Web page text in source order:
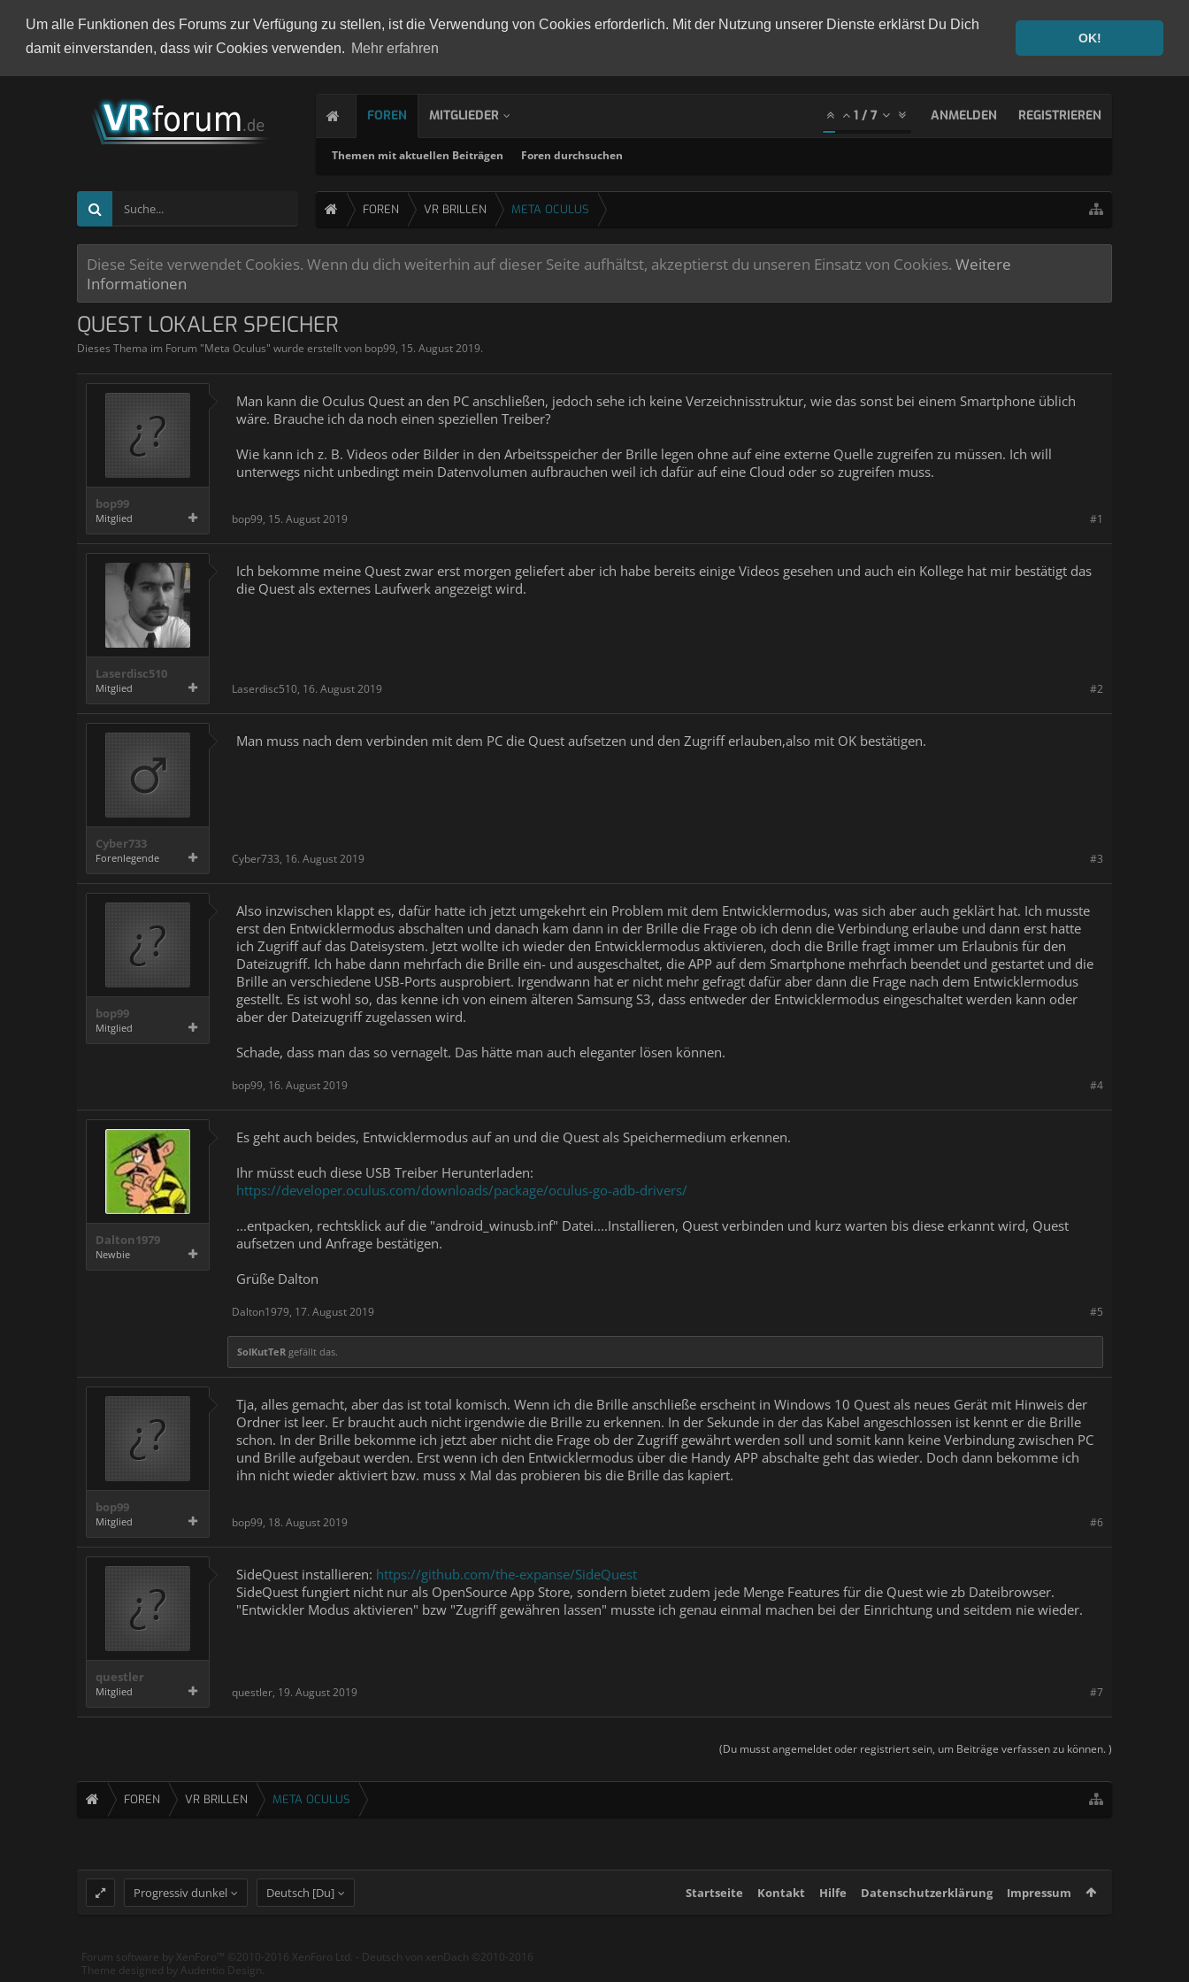
Um alle Funktionen des Forums zur Verfügung zu stellen, ist die Verwendung von Cookies erforderlich. Mit der Nutzung unserer Dienste erklärst Du Dich
damit einverstanden, dass wir Cookies verwenden. Mehr erfahren
OK!
FOREN
Themen mit aktuellen Beiträgen Foren durchsuchen
MITGLIEDER 1 / 7 ANMELDEN REGISTRIEREN
FOREN VR BRILLEN META OCULUS
Diese Seite verwendet Cookies. Wenn du dich weiterhin auf dieser Seite aufhältst, akzeptierst du unseren Einsatz von Cookies. Weitere
Informationen
QUEST LOKALER SPEICHER
Dieses Thema im Forum "Meta Oculus" wurde erstellt von bop99, 15. August 2019.
bop99
Mitglied
Man kann die Oculus Quest an den PC anschließen, jedoch sehe ich keine Verzeichnisstruktur, wie das sonst bei einem Smartphone üblich
wäre. Brauche ich da noch einen speziellen Treiber?
Wie kann ich z. B. Videos oder Bilder in den Arbeitsspeicher der Brille legen ohne auf eine externe Quelle zugreifen zu müssen. Ich will
unterwegs nicht unbedingt mein Datenvolumen aufbrauchen weil ich dafür auf eine Cloud oder so zugreifen muss.
#1
bop99, 15. August 2019
Laserdisc510
Mitglied
Ich bekomme meine Quest zwar erst morgen geliefert aber ich habe bereits einige Videos gesehen und auch ein Kollege hat mir bestätigt das
die Quest als externes Laufwerk angezeigt wird.
#2
Laserdisc510, 16. August 2019
Cyber733
Forenlegende
Man muss nach dem verbinden mit dem PC die Quest aufsetzen und den Zugriff erlauben,also mit OK bestätigen.
#3
Cyber733, 16. August 2019
bop99
Mitglied
Also inzwischen klappt es, dafür hatte ich jetzt umgekehrt ein Problem mit dem Entwicklermodus, was sich aber auch geklärt hat. Ich musste
erst den Entwicklermodus abschalten und danach kam dann in der Brille die Frage ob ich denn die Verbindung erlaube und dann erst hatte
ich Zugriff auf das Dateisystem. Jetzt wollte ich wieder den Entwicklermodus aktivieren, doch die Brille fragt immer um Erlaubnis für den
Dateizugriff. Ich habe dann mehrfach die Brille ein- und ausgeschaltet, die APP auf dem Smartphone mehrfach beendet und gestartet und die
Brille an verschiedene USB-Ports ausprobiert. Irgendwann hat er nicht mehr gefragt dafür aber dann die Frage nach dem Entwicklermodus
gestellt. Es ist wohl so, das kenne ich von einem älteren Samsung S3, dass entweder der Entwicklermodus eingeschaltet werden kann oder
aber der Dateizugriff zugelassen wird.
Schade, dass man das so vernagelt. Das hätte man auch eleganter lösen können.
#4
bop99, 16. August 2019
Dalton1979
Newbie
Es geht auch beides, Entwicklermodus auf an und die Quest als Speichermedium erkennen.
Ihr müsst euch diese USB Treiber Herunterladen:
https://developer.oculus.com/downloads/package/oculus-go-adb-drivers/
...entpacken, rechtsklick auf die "android_winusb.inf" Datei....Installieren, Quest verbinden und kurz warten bis diese erkannt wird, Quest
aufsetzen und Anfrage bestätigen.
Grüße Dalton
#5
Dalton1979, 17. August 2019
SolKutTeR gefällt das.
bop99
Mitglied
Tja, alles gemacht, aber das ist total komisch. Wenn ich die Brille anschließe erscheint in Windows 10 Quest als neues Gerät mit Hinweis der
Ordner ist leer. Er braucht auch nicht irgendwie die Brille zu erkennen. In der Sekunde in der das Kabel angeschlossen ist kennt er die Brille
schon. In der Brille bekomme ich jetzt aber nicht die Frage ob der Zugriff gewährt werden soll und somit kann keine Verbindung zwischen PC
und Brille aufgebaut werden. Erst wenn ich den Entwicklermodus über die Handy APP abschalte geht das wieder. Doch dann bekomme ich
ihn nicht wieder aktiviert bzw. muss x Mal das probieren bis die Brille das kapiert.
#6
bop99, 18. August 2019
questler
Mitglied
SideQuest installieren: https://github.com/the-expanse/SideQuest
SideQuest fungiert nicht nur als OpenSource App Store, sondern bietet zudem jede Menge Features für die Quest wie zb Dateibrowser.
"Entwickler Modus aktivieren" bzw "Zugriff gewähren lassen" musste ich genau einmal machen bei der Einrichtung und seitdem nie wieder.
#7
questler, 19. August 2019
(Du musst angemeldet oder registriert sein, um Beiträge verfassen zu können. )
FOREN VR BRILLEN META OCULUS
Progressiv dunkel Deutsch [Du] Startseite Kontakt Hilfe Datenschutzerklärung Impressum
Forum software by XenForo™ ©2010-2016 XenForo Ltd. - Deutsch von xenDach ©2010-2016
Theme designed by Audentio Design.